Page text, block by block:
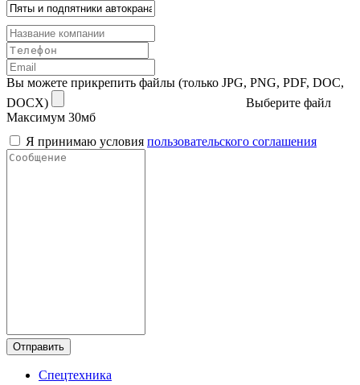
Вы можете прикрепить файлы (только JPG, PNG, PDF, DOC,
DOCX)
Выберите файл
Максимум 30мб
Я принимаю условия пользовательского соглашения
Отправить
Спецтехника